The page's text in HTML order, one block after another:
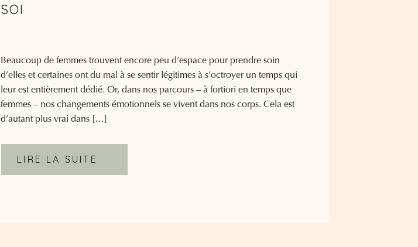
Beaucoup de femmes trouvent encore peu d’espace pour prendre soin
d’elles et certaines ont du mal à se sentir légitimes à s’octroyer un temps qui
leur est entièrement dédié. Or, dans nos parcours – à fortiori en temps que
femmes – nos changements émotionnels se vivent dans nos corps. Cela est
d’autant plus vrai dans […]
LIRE LA SUITE
SOI